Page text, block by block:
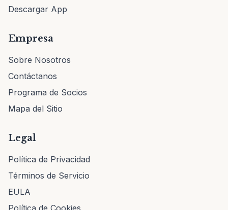
Descargar App
Empresa
Sobre Nosotros
Contáctanos
Programa de Socios
Mapa del Sitio
Legal
Política de Privacidad
Términos de Servicio
EULA
Política de Cookies